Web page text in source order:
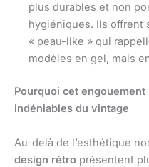
plus durables et non
hygiéniques. Ils offrent
« peau-like » qui
modèles en gel, mais
Pourquoi cet
indéniables du vintage
Au-delà de l’esthétique
design rétro présentent